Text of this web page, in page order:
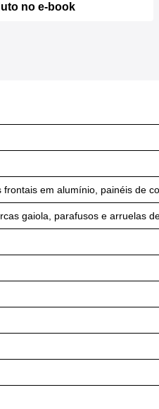
no e-book
frontais em alumínio, painéis de
gaiola, parafusos e arruelas